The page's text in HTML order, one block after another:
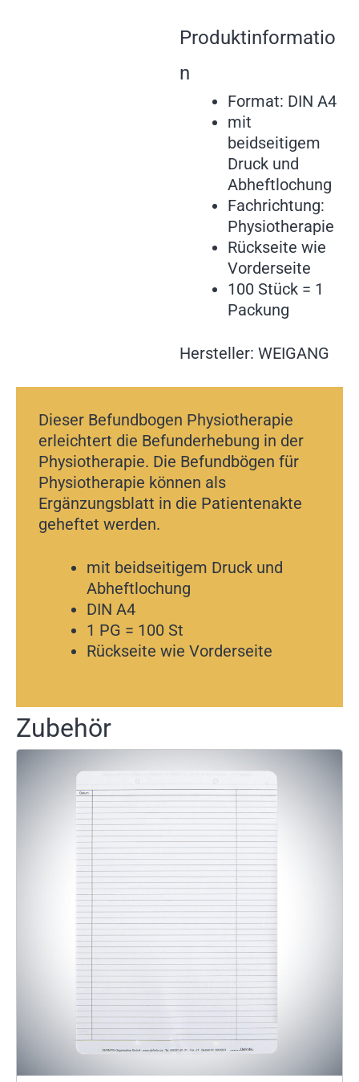
Produktinformatio
n
Format: DIN A4
mit
beidseitigem
Druck und
Abheftlochung
Fachrichtung:
Physiotherapie
Rückseite wie
Vorderseite
100 Stück = 1
Packung
Hersteller: WEIGANG
Dieser Befundbogen Physiotherapie
erleichtert die Befunderhebung in der
Physiotherapie. Die Befundbögen für
Physiotherapie können als
Ergänzungsblatt in die Patientenakte
geheftet werden.
mit beidseitigem Druck und
Abheftlochung
DIN A4
1 PG = 100 St
Rückseite wie Vorderseite
Zubehör